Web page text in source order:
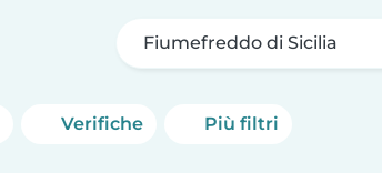
Fiumefreddo di Sicilia
Verifiche Più filtri